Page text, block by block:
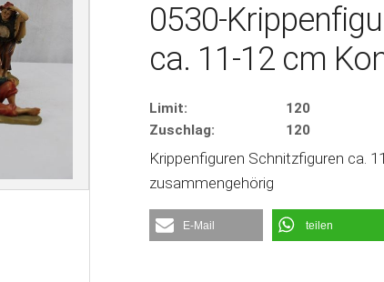
0530-
ca. 11-12 cm
Limit:
120
Zuschlag:
120
Krippenfiguren Schnitzfiguren ca.
zusammengehörig
E-Mail teilen